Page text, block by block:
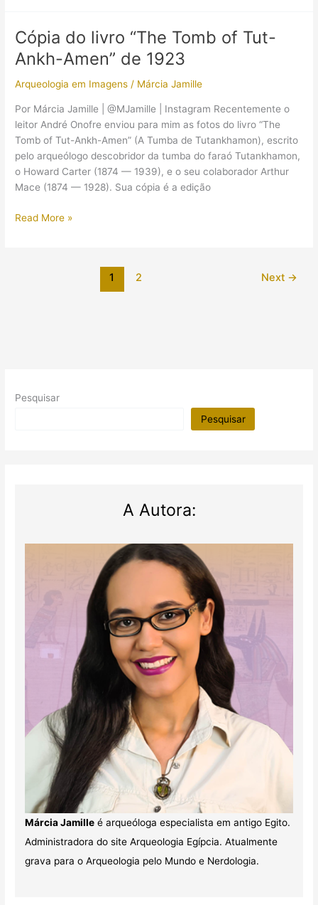
arqueólogo
Howard
Cópia do livro “The Tomb of Tut-
Ankh-Amen” de 1923
Arqueologia em Imagens / Márcia Jamille
Por Márcia Jamille | @MJamille | Instagram Recentemente o
leitor André Onofre enviou para mim as fotos do livro “The
Tomb of Tut-Ankh-Amen” (A Tumba de Tutankhamon), escrito
pelo arqueólogo descobridor da tumba do faraó Tutankhamon,
o Howard Carter (1874 — 1939), e o seu colaborador Arthur
Mace (1874 — 1928). Sua cópia é a edição
Cópia
Read More »
1 2 Next →
Pesquisar
Pesquisar
A Autora:
Márcia Jamilleé arqueóloga especialista em antigo Egito.
Administradora do site Arqueologia Egípcia. Atualmente
grava para o Arqueologia pelo Mundo e Nerdologia.